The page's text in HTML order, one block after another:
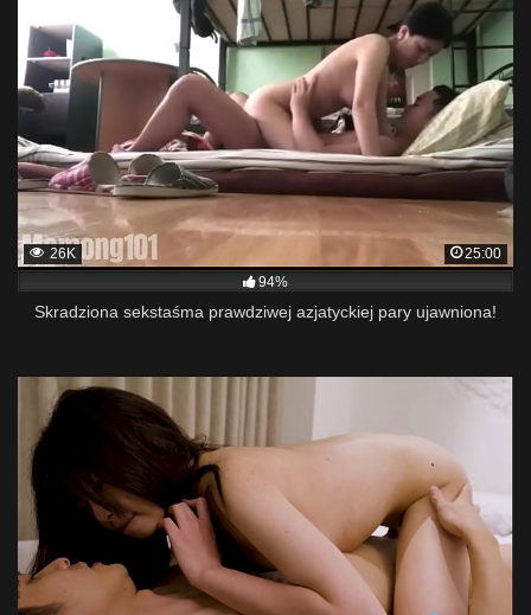
26K
25:00
94%
Skradziona sekstaśma prawdziwej azjatyckiej pary ujawniona!